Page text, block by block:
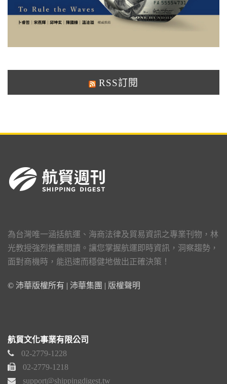
RSS訂閱
為台灣唯一涵括航運、海商法律及貿易資訊之專業刊物，林
光教授強烈推薦閱讀。讓您掌握航運即時資訊，洞察趨勢，
面對商機時，能迅速而穩健地做出正確決策！
© 沛華版權所有 | 沛華集團 | 版權聲明
航貿文化事業有限公司
02-2779-1228
02-2779-1218
support@shippingdigest.tw